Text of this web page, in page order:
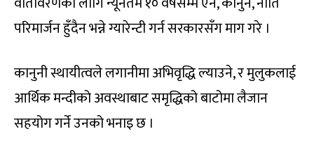
परिमार्जन हुँदैन भन्ने ग्यारेन्टी गर्न सरकारसँग माग गरे ।
कानुनी स्थायीत्वले लगानीमा अभिवृद्धि ल्याउने, र मुलुकलाई
आर्थिक मन्दीको अवस्थाबाट समृद्धिको बाटोमा लैजान
सहयोग गर्ने उनको भनाइ छ ।